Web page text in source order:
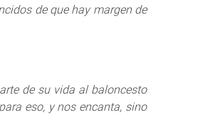
de que hay margen de
de su vida al baloncesto
eso, y nos encanta, sino